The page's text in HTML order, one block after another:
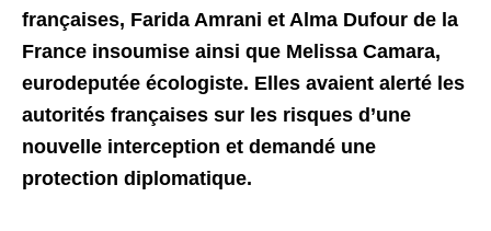
françaises, Farida Amrani et Alma Dufour de la
France insoumise ainsi que Melissa Camara,
eurodeputée écologiste. Elles avaient alerté les
autorités françaises sur les risques d’une
nouvelle interception et demandé une
protection diplomatique.